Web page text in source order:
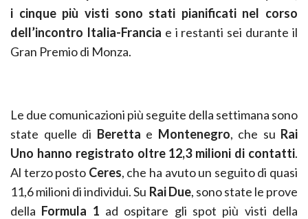
i cinque più visti sono stati pianificati nel corso
dell’incontro Italia-Francia e i restanti sei durante il
Gran Premio di Monza.
Le due comunicazioni più seguite della settimana sono
state quelle di Beretta e Montenegro, che su Rai
Uno hanno registrato oltre 12,3 milioni di contatti.
Al terzo posto Ceres, che ha avuto un seguito di quasi
11,6 milioni di individui. Su Rai Due, sono state le prove
della Formula 1 ad ospitare gli spot più visti della